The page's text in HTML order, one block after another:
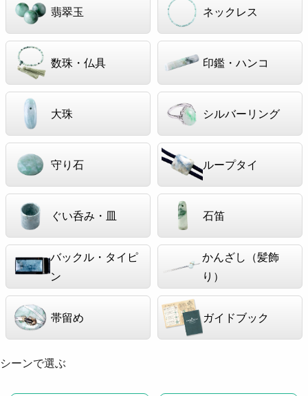
翡翠玉 ネックレス
数珠・仏具 印鑑・ハンコ
大珠 シルバーリング
守り石 ループタイ
ぐい呑み・皿 石笛
バックル・タイピ
ン
かんざし（髪飾
り）
帯留め ガイドブック
シーンで選ぶ